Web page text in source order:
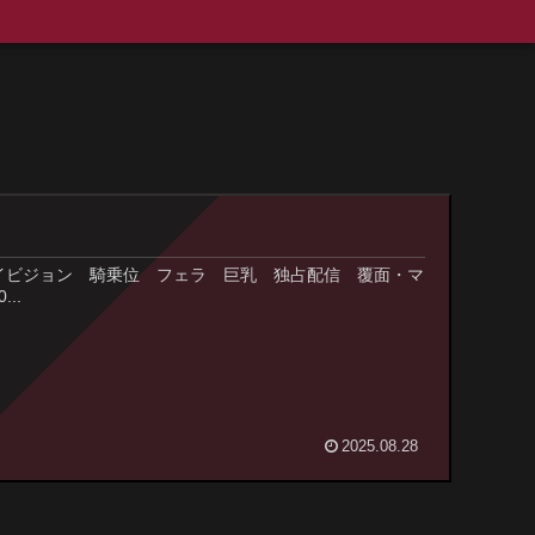
イビジョン 騎乗位 フェラ 巨乳 独占配信 覆面・マ
2025.08.28